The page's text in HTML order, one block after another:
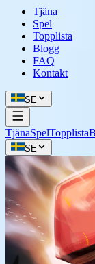
Tjäna
Spel
Topplista
Blogg
FAQ
Kontakt
SE
TjänaSpelTopplista
SE